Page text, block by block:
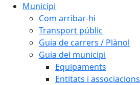
Municipi
Com arribar-hi
Transport públic
Guia de carrers / Plànol
Guia del municipi
Equipaments
Entitats i associacions